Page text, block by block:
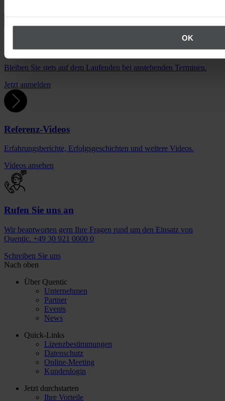
OK
Newsletter
Bleiben Sie stets auf dem Laufenden bei anstehenden Terminen.
Jetzt anmelden
Referenz-Videos
Erfahrungsberichte, Erfolgsgeschichten und weitere Videos.
Videos ansehen
Rufen Sie uns an
Wir beantworten gern Ihre Fragen rund um den Einsatz von
Quentic. +49 30 921 0000 0
Schreiben Sie uns
Nach oben
Über Quentic
Unternehmen
Partner
Events
News
Quick-Links
Lizenzbestimmungen
Datenschutz
Online-Meeting
Kundenlogin
Jetzt durchstarten
Ihre Vorteile